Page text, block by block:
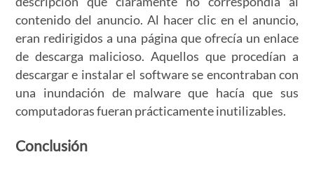
contenido del anuncio. Al hacer clic en el anuncio,
eran redirigidos a una página que ofrecía un enlace
de descarga malicioso. Aquellos que procedían a
descargar e instalar el software se encontraban con
una inundación de malware que hacía que sus
computadoras fueran prácticamente inutilizables.
Conclusión